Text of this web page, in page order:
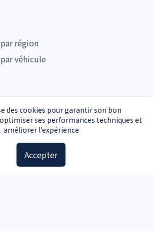
des cookies pour garantir son bon
ses performances techniques et
améliorer l'expérience
Accepter
région
véhicule